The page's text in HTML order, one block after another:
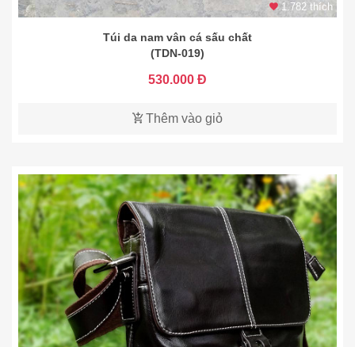
1.782 thích
Túi da nam vân cá sấu chất
(TDN-019)
530.000 Đ
Thêm vào giỏ